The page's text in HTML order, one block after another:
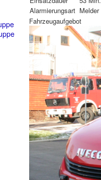
Alarmierungsart Melder
Fahrzeugaufgebot